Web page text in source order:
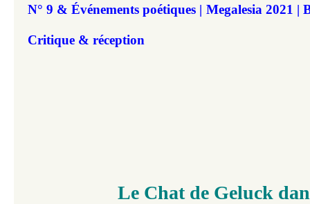
N° 9 & Événements poétiques | Megalesia 2021 |
Critique & réception
Le Chat de Geluck